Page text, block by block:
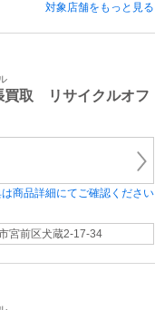
対象店舗をもっと見る
取 リサイクルオフ
商品詳細にてご確認ください
宮前区犬蔵2-17-34